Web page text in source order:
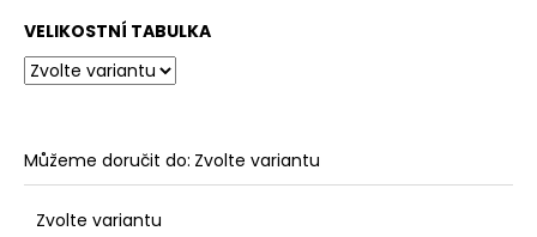
VELIKOSTNÍ TABULKA
Můžeme doručit do: Zvolte variantu
Zvolte variantu
r
u
č
e
m
e